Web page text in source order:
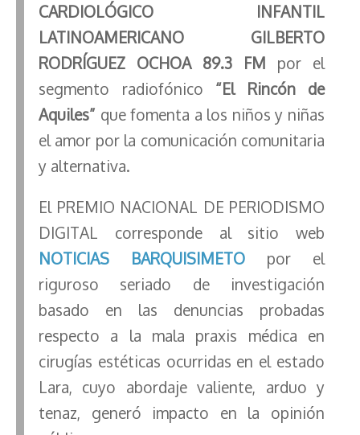
CARDIOLÓGICO INFANTIL
LATINOAMERICANO GILBERTO
RODRÍGUEZ OCHOA 89.3 FM por el
segmento radiofónico “El Rincón de
Aquiles” que fomenta a los niños y niñas
el amor por la comunicación comunitaria
y alternativa.
El PREMIO NACIONAL DE PERIODISMO
DIGITAL corresponde al sitio web
NOTICIAS BARQUISIMETO
por el
riguroso seriado de investigación
basado en las denuncias probadas
respecto a la mala praxis médica en
cirugías estéticas ocurridas en el estado
Lara, cuyo abordaje valiente, arduo y
tenaz, generó impacto en la opinión